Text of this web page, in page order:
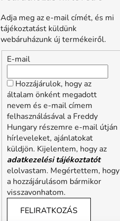
Adja meg az e-mail címét, és mi
tájékoztatást küldünk
webáruházunk új termékeiről.
E-mail
Hozzájárulok, hogy az
általam önként megadott
nevem és e-mail címem
felhasználásával a Freddy
Hungary részemre e-mail útján
hírleveleket, ajánlatokat
küldjön. Kijelentem, hogy az
adatkezelési tájékoztatót
elolvastam. Megértettem, hogy
a hozzájárulásom bármikor
visszavonhatom.
FELIRATKOZÁS